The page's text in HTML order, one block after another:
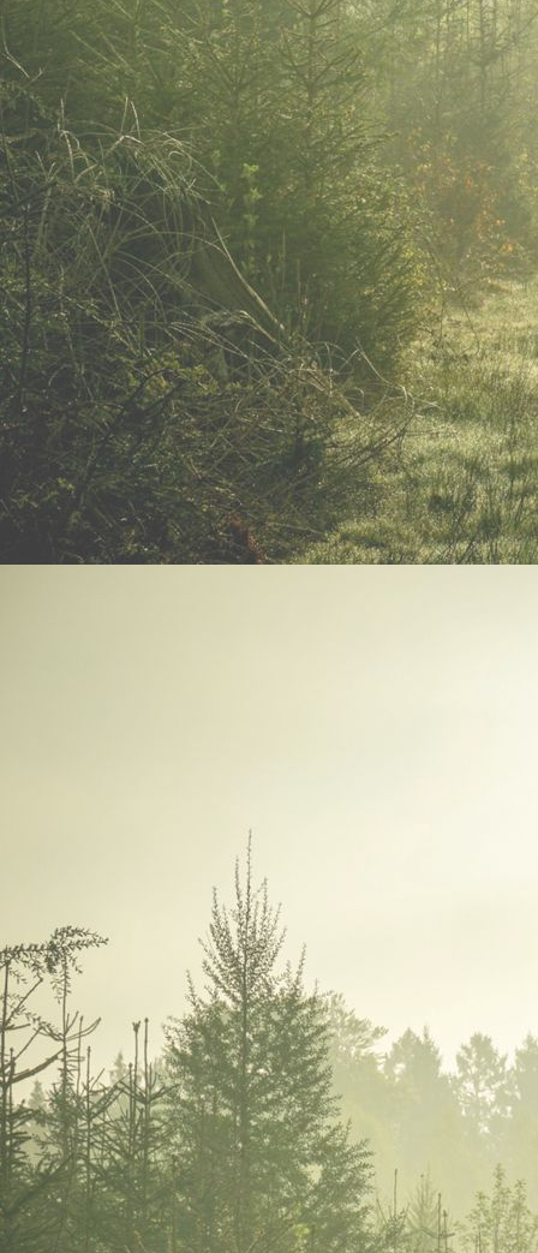
WhatsApp Image 2024-03-01 at 09.24.31 (1)